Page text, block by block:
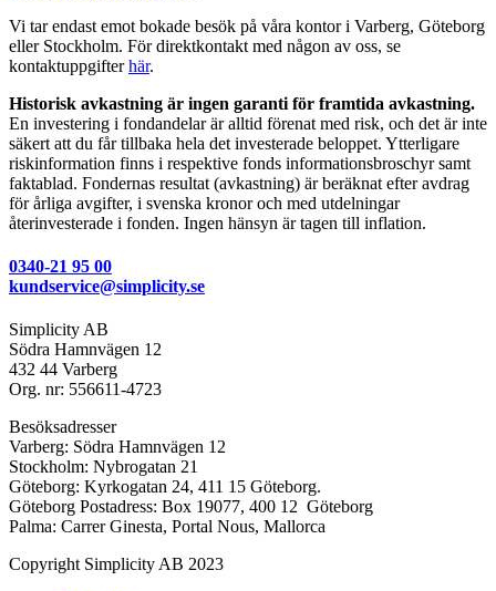
Vi tar endast emot bokade besök på våra kontor i Varberg, Göteborg
eller Stockholm. För direktkontakt med någon av oss, se
kontaktuppgifterhär.
Historisk avkastning är ingen garanti för framtida avkastning.
En investering i fondandelar är alltid förenat med risk, och det är inte
säkert att du får tillbaka hela det investerade beloppet. Ytterligare
riskinformation finns i respektive fonds informationsbroschyr samt
faktablad. Fondernas resultat (avkastning) är beräknat efter avdrag
för årliga avgifter, i svenska kronor och med utdelningar
återinvesterade i fonden. Ingen hänsyn är tagen till inflation.
0340-21 95 00
kundservice@simplicity.se
Simplicity AB
Södra Hamnvägen 12
432 44 Varberg
Org. nr: 556611-4723
Besöksadresser
Varberg: Södra Hamnvägen 12
Stockholm: Nybrogatan 21
Göteborg: Kyrkogatan 24, 411 15 Göteborg.
Göteborg Postadress: Box 19077, 400 12 Göteborg
Palma: Carrer Ginesta, Portal Nous, Mallorca
Copyright Simplicity AB 2023